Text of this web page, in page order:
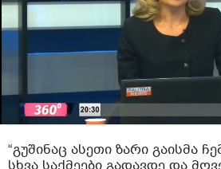
“გუშინაც ასეთი ზარი გაისმა